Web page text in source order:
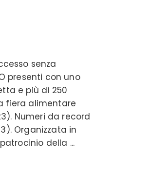
senza
presenti con uno
e più di 250
fiera alimentare
Numeri da record
Organizzata in
della